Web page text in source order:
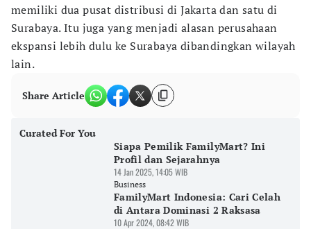
memiliki dua pusat distribusi di Jakarta dan satu di
Surabaya. Itu juga yang menjadi alasan perusahaan
ekspansi lebih dulu ke Surabaya dibandingkan wilayah
lain.
Share Article
Curated For You
Siapa Pemilik FamilyMart? Ini
Profil dan Sejarahnya
14 Jan 2025, 14:05 WIB
Business
FamilyMart Indonesia: Cari Celah
di Antara Dominasi 2 Raksasa
10 Apr 2024, 08:42 WIB